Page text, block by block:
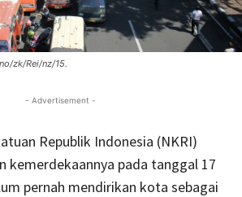
zk/Rei/nz/15.
- Advertisement -
Republik Indonesia (NKRI)
kemerdekaannya pada tanggal 17
pernah mendirikan kota sebagai